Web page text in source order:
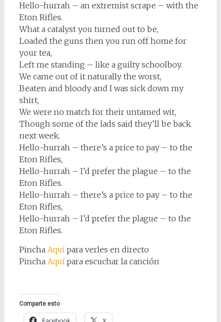
Hello-hurrah – an extremist scrape – with the
Eton Rifles.
What a catalyst you turned out to be,
Loaded the guns then you run off home for
your tea,
Left me standing – like a guilty schoolboy.
We came out of it naturally the worst,
Beaten and bloody and I was sick down my
shirt,
We were no match for their untamed wit,
Though some of the lads said they’ll be back
next week.
Hello-hurrah – there’s a price to pay – to the
Eton Rifles,
Hello-hurrah – I’d prefer the plague – to the
Eton Rifles.
Hello-hurrah – there’s a price to pay – to the
Eton Rifles,
Hello-hurrah – I’d prefer the plague – to the
Eton Rifles.
Pincha Aquípara verles en directo
Pincha Aquípara escuchar la canción
Comparte esto